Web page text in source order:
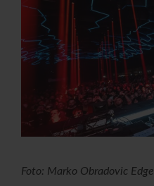
Foto: Marko Obradovic Edge